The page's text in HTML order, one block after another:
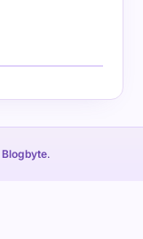
Blogbyte.